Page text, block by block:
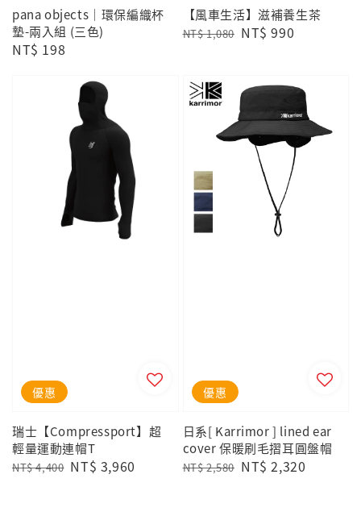
pana objects｜環保編織杯
墊-兩入組 (三色)
Regular
NT$ 198
【風車生活】滋補養生茶
Regular
NT$ 1,080 Sale
NT$ 990
優惠
瑞士【Compressport】超
輕量運動連帽T
Regular
NT$ 4,400 Sale
NT$ 3,960
優惠
日系[ Karrimor ] lined ear
cover 保暖刷毛摺耳圓盤帽
Regular
NT$ 2,580 Sale
NT$ 2,320